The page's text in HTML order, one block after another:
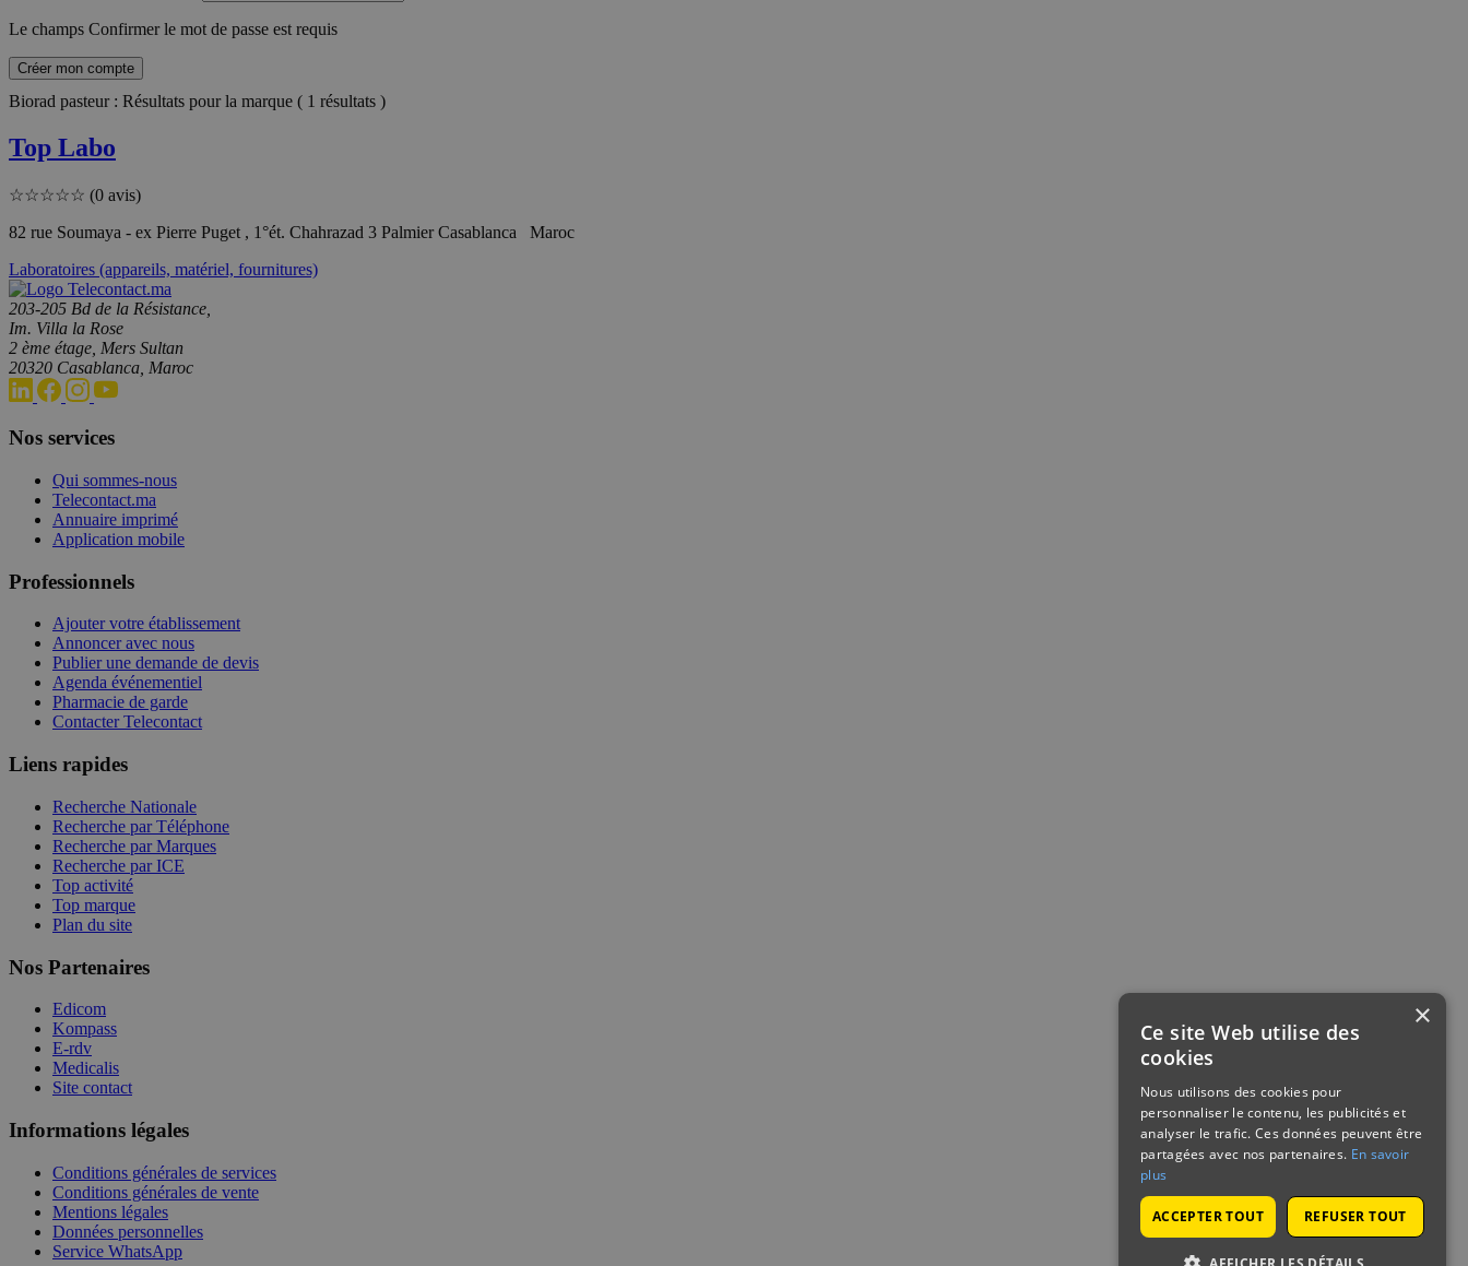
Le champs Confirmer le mot de passe est requis
Créer mon compte
Biorad pasteur : Résultats pour la marque ( 1 résultats )
Top Labo
☆☆☆☆☆ (0 avis)
82 rue Soumaya - ex Pierre Puget , 1°ét. Chahrazad 3 Palmier Casablanca Maroc
Laboratoires (appareils, matériel, fournitures)
203-205 Bd de la Résistance,
Im. Villa la Rose
2 ème étage, Mers Sultan
20320 Casablanca, Maroc
Nos services
Qui sommes-nous
Telecontact.ma
Annuaire imprimé
Application mobile
Professionnels
Ajouter votre établissement
Annoncer avec nous
Publier une demande de devis
Agenda événementiel
Pharmacie de garde
Contacter Telecontact
Liens rapides
Recherche Nationale
Recherche par Téléphone
Recherche par Marques
Recherche par ICE
Top activité
Top marque
Plan du site
Nos Partenaires
Edicom
Kompass
E-rdv
Medicalis
Site contact
Informations légales
Conditions générales de services
Conditions générales de vente
Mentions légales
Données personnelles
Service WhatsApp
×
Ce site Web utilise des
cookies
Nous utilisons des cookies pour
personnaliser le contenu, les publicités et
analyser le trafic. Ces données peuvent être
partagées avec nos partenaires. En savoir
plus
ACCEPTER TOUT REFUSER TOUT